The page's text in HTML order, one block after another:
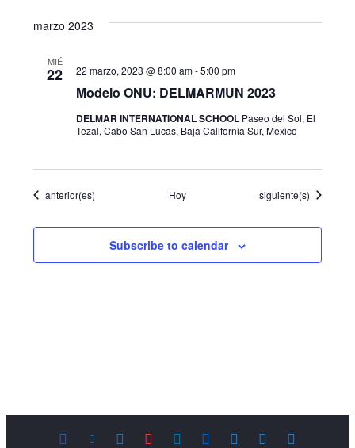
marzo 2023
MIÉ
22
Modelo ONU: DELMARMUN 2023
22 marzo, 2023 @ 8:00 am-5:00 pm
DELMAR INTERNATIONAL SCHOOL Paseo del Sol, El
Tezal, Cabo San Lucas, Baja California Sur, Mexico
Eventos
anterior(es) Hoy Eventos
siguiente(s)
Subscribe to calendar